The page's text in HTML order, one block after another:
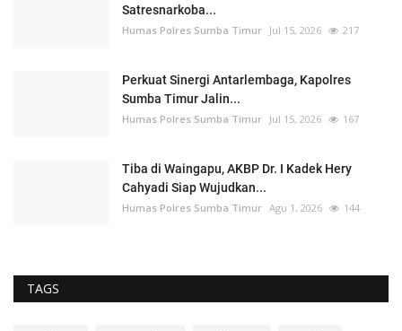
Satresnarkoba...
Humas Polres Sumba Timur Jul 15, 2026 217
Perkuat Sinergi Antarlembaga, Kapolres
Sumba Timur Jalin...
Humas Polres Sumba Timur Jul 15, 2026 167
Tiba di Waingapu, AKBP Dr. I Kadek Hery
Cahyadi Siap Wujudkan...
Humas Polres Sumba Timur Agu 1, 2026 144
TAGS